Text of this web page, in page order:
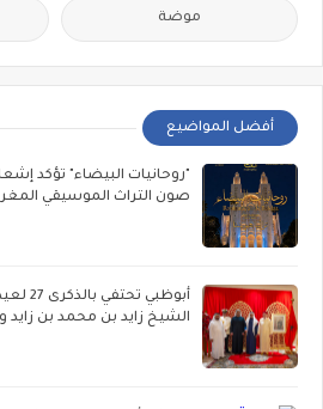
موضة
أفضل المواضيع
"روحانيات البيضاء" تؤكد
صون التراث الموسيقي
الشيخ زايد بن محمد بن